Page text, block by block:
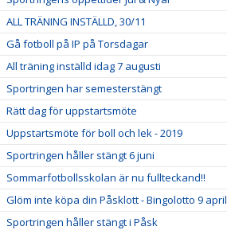
ALL TRÄNING INSTÄLLD, 30/11
Gå fotboll på IP på Torsdagar
All träning inställd idag 7 augusti
Sportringen har semesterstängt
Rätt dag för uppstartsmöte
Uppstartsmöte för boll och lek - 2019
Sportringen håller stängt 6 juni
Sommarfotbollsskolan är nu fullteckand!!
Glöm inte köpa din Påsklott - Bingolotto 9 april
Sportringen håller stängt i Påsk